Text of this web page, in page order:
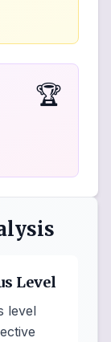
🏆
Level
level